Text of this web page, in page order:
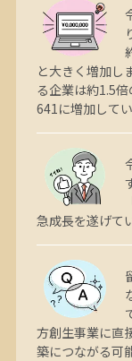
と大きく増加し
る企業は約1.5
641に増加してい
急成長を遂げて
方創生事業に直
築につながる可